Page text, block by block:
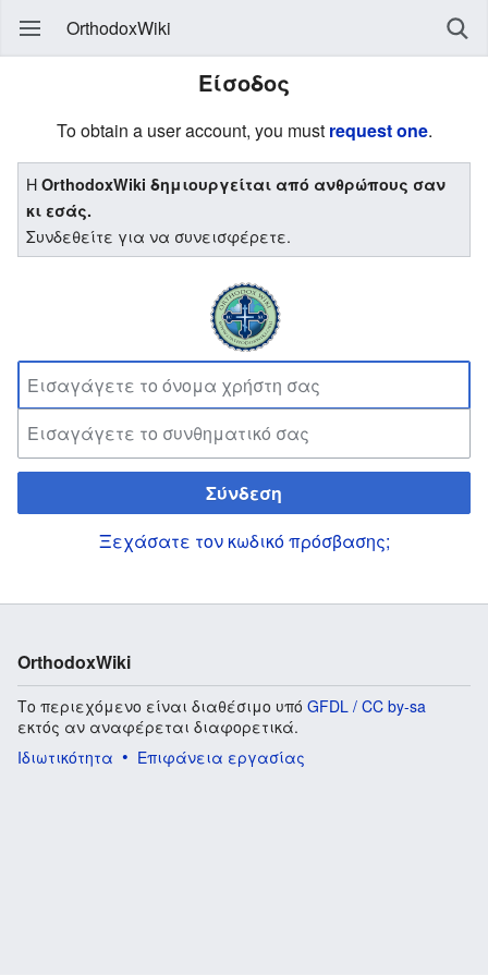
OrthodoxWiki
Είσοδος
To obtain a user account, you must request one.
ΗOrthodoxWiki δημιουργείται από ανθρώπους σαν
κι εσάς.
Συνδεθείτε για να συνεισφέρετε.
Σύνδεση
Ξεχάσατε τον κωδικό πρόσβασης;
OrthodoxWiki
Το περιεχόμενο είναι διαθέσιμο υπό GFDL / CC by-sa
εκτός αν αναφέρεται διαφορετικά.
Ιδιωτικότητα
Επιφάνεια εργασίας